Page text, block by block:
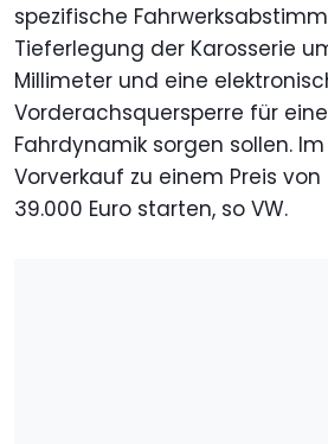
spezifische
Tieferlegung der Karosserie
Millimeter und eine
Vorderachsquersperre für
Fahrdynamik sorgen sollen.
Vorverkauf zu einem Preis
39.000 Euro starten, so VW.